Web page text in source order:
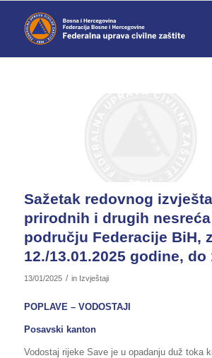
Sažetak redovnog
prirodnih i drugih
području Federacije BiH,
12./13.01.2025 godine, do
13/01/2025 / in Izvještaji
POPLAVE – VODOSTAJI
Posavski kanton
Vodostaj rijeke Save je u opadanju duž toka